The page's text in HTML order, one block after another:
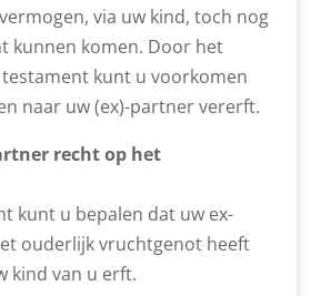
via uw kind, toch nog
kunnen komen. Door het
testament kunt u voorkomen
naar uw (ex)-partner vererft.
recht op het
kunt u bepalen dat uw ex-
ouderlijk vruchtgenot heeft
kind van u erft.